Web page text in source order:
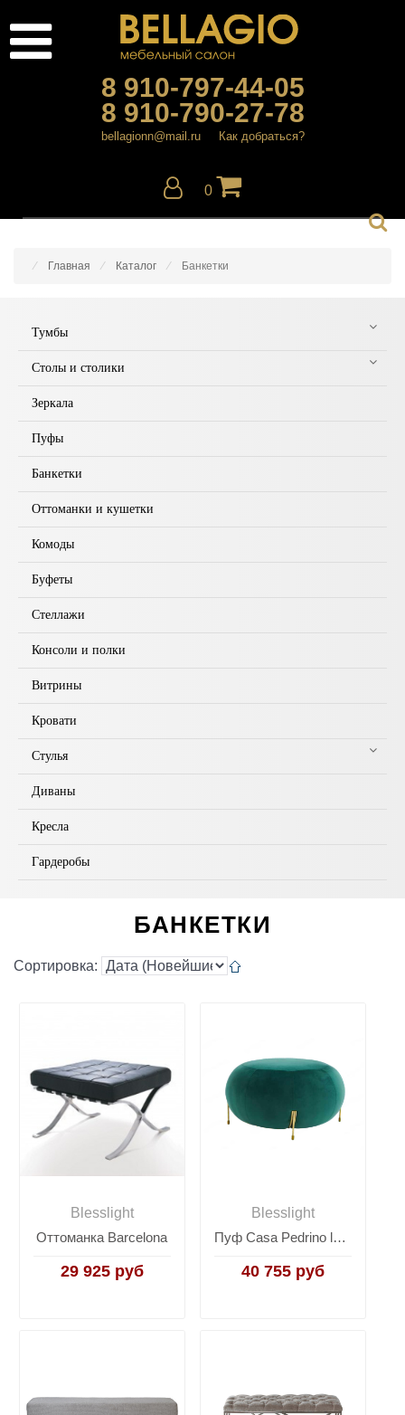
8 910-797-44-05
8 910-790-27-78
bellagionn@mail.ru Как добраться?
0
Главная Каталог Банкетки
Тумбы
Столы и столики
Зеркала
Пуфы
Банкетки
Оттоманки и кушетки
Комоды
Буфеты
Стеллажи
Консоли и полки
Витрины
Кровати
Стулья
Диваны
Кресла
Гардеробы
БАНКЕТКИ
Сортировка:
Blesslight
Оттоманка Barcelona
29 925 руб
Blesslight
Пуф Casa Pedrino luxurious stool
40 755 руб